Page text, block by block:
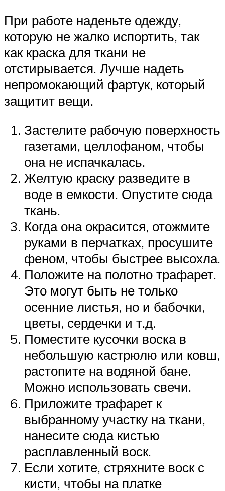
При работе наденьте одежду,
которую не жалко испортить, так
как краска для ткани не
отстирывается. Лучше надеть
непромокающий фартук, который
защитит вещи.
Застелите рабочую поверхность
газетами, целлофаном, чтобы
она не испачкалась.
Желтую краску разведите в
воде в емкости. Опустите сюда
ткань.
Когда она окрасится, отожмите
руками в перчатках, просушите
феном, чтобы быстрее высохла.
Положите на полотно трафарет.
Это могут быть не только
осенние листья, но и бабочки,
цветы, сердечки и т.д.
Поместите кусочки воска в
небольшую кастрюлю или ковш,
растопите на водяной бане.
Можно использовать свечи.
Приложите трафарет к
выбранному участку на ткани,
нанесите сюда кистью
расплавленный воск.
Если хотите, стряхните воск с
кисти, чтобы на платке